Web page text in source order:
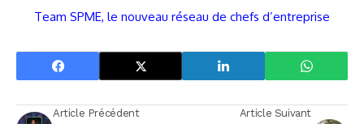
Team SPME, le nouveau réseau de chefs d’entreprise
Article Précédent Article Suivant